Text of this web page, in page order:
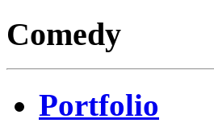
Comedy
Portfolio